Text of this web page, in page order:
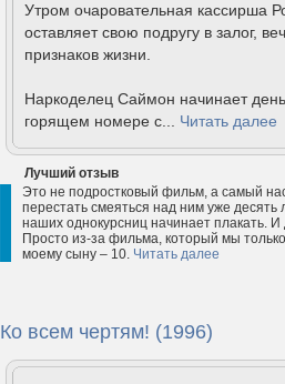
Утром очаровательная кассирша
оставляет свою подругу в залог,
признаков жизни.
Наркоделец Саймон начинает
горящем номере с... Читать далее
Лучший отзыв
Это не подростковый фильм, а самый
перестать смеяться над ним уже
наших однокурсниц начинает плакать.
Просто из-за фильма, который мы
моему сыну – 10. Читать далее
Ко всем чертям! (1996)